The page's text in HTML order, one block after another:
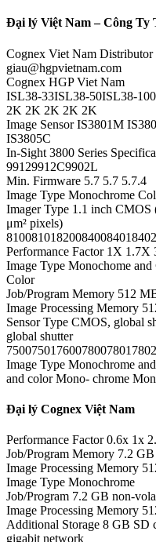
Đại lý Việt Nam – Công
Cognex Viet Nam
giau@hgpvietnam.com
Cognex HGP Viet Nam
ISL38-33ISL38-50ISL38-
2K 2K 2K 2K 2K
Image Sensor IS3801M
IS3805C
In-Sight 3800 Series
99129912C9902L
Min. Firmware 5.7 5.7 5.7.4
Image Type Monochrome
Imager Type 1.1 inch
μm² pixels)
Performance Factor 1X 1.7X
Image Type Monochome
Color
Job/Program Memory 512
Image Processing Memory
Sensor Type CMOS, global
global shutter
Image Type Monochrome
and color Mono- chrome
Đại lý Cognex Việt Nam
Performance Factor 0.6x 1x
Job/Program Memory 7.2
Image Processing Memory
Image Type Monochrome
Job/Program 7.2 GB non-
Image Processing Memory
Additional Storage 8 GB SD
gigabit network